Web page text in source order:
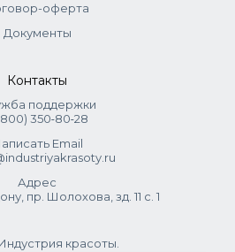
оферта
Документы
Контакты
поддержки
350‑80‑28
Email
Адрес
пр. Шолохова, зд. 11 с. 1
красоты.